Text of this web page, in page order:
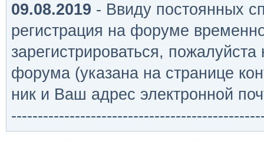
09.08.2019 - Ввиду постоянных
регистрация на форуме
зарегистрироваться,
форума (указана на странице
ник и Ваш адрес электронной